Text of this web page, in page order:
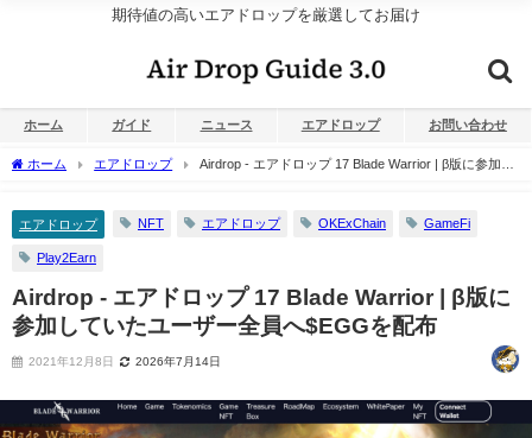
期待値の高いエアドロップを厳選してお届け
ホーム ガイド ニュース エアドロップ お問い合わせ
ホーム エアドロップ
Airdrop - エアドロップ 17 Blade Warrior | β版に参加し
エアドロップ NFT エアドロップ OKExChain GameFi
Play2Earn
Airdrop - エアドロップ 17 Blade Warrior | β版に
参加していたユーザー全員へ$EGGを配布
2021年12月8日 2026年7月14日